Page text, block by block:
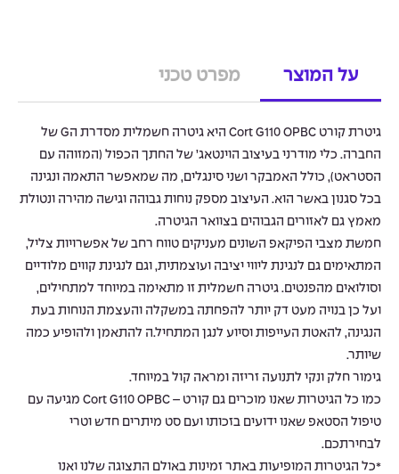
על המוצר מפרט טכני
גיטרת קורט Cort G110 OPBC היא גיטרה חשמלית מסדרת הG של
החברה. כלי מודרני בעיצוב הוינטאג’ של החתך הכפול (המזוהה עם
הסטראט), כולל האמבקר ושני סינגלים, מה שמאפשר התאמה ונגינה
בכל סגנון באשר הוא. העיצוב מספק נוחות גבוהה וגישה מהירה ונטולת
מאמץ גם לאזורים הגבוהים בצוואר הגיטרה.
חמשת מצבי הפיקאפ השונים מעניקים טווח רחב של אפשרויות צליל,
המתאימים גם לנגינת ליווי יציבה ועוצמתית, וגם לנגינת קווים מלודיים
וסולואים מהפנטים. גיטרה חשמלית זו מתאימה במיוחד למתחילים,
ועל כן בנויה מעט דק יותר להפחתה במשקלה והעצמת הנוחות בעת
הנגינה, להאטת העייפות וסיוע לנגן המתחיל.ה להתאמן ולהופיע כמה
שיותר.
גימור חלק ונקי לתנועה זריזה ומראה קול במיוחד.
כמו כל הגיטרות שאנו מוכרים גם קורט – Cort G110 OPBC מגיעה עם
טיפול הסטאפ שאנו ידועים בזכותו ועם סט מיתרים חדש וטרי
לבחירתכם.
*כל הגיטרות המופיעות באתר זמינות באולם התצוגה שלנו ואנו